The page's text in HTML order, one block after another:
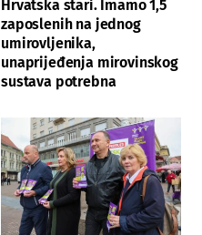
Hrvatska stari. Imamo 1,5
zaposlenih na jednog
umirovljenika,
unaprijeđenja mirovinskog
sustava potrebna